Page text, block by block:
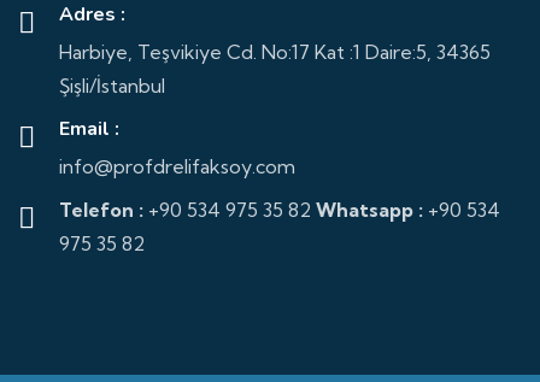
Adres :
Harbiye, Teşvikiye Cd. No:17 Kat :1 Daire:5, 34365
Şişli/İstanbul
Email :
info@profdrelifaksoy.com
Telefon : +90 534 975 35 82 Whatsapp : +90 534
975 35 82